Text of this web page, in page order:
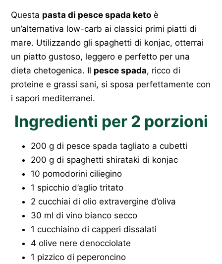
Questa pasta di pesce spada keto è
un’alternativa low-carb ai classici primi piatti di
mare. Utilizzando gli spaghetti di konjac, otterrai
un piatto gustoso, leggero e perfetto per una
dieta chetogenica. Il pesce spada, ricco di
proteine e grassi sani, si sposa perfettamente con
i sapori mediterranei.
Ingredienti per 2 porzioni
200 g di pesce spada tagliato a cubetti
200 g di spaghetti shirataki di konjac
10 pomodorini ciliegino
1 spicchio d’aglio tritato
2 cucchiai di olio extravergine d’oliva
30 ml di vino bianco secco
1 cucchiaino di capperi dissalati
4 olive nere denocciolate
1 pizzico di peperoncino